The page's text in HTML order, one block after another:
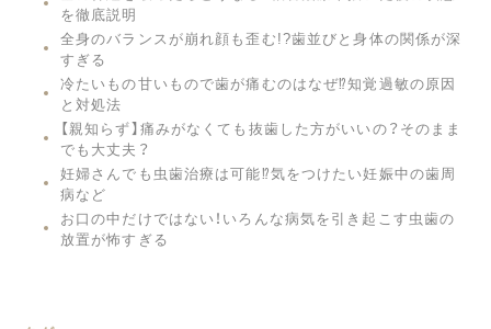
を徹底説明
全身のバランスが崩れ顔も歪む!?歯並びと身体の関係が深
すぎる
冷たいもの甘いもので歯が痛むのはなぜ⁉︎知覚過敏の原因
と対処法
【親知らず】痛みがなくても抜歯した方がいいの？そのまま
でも大丈夫？
妊婦さんでも虫歯治療は可能⁉︎気をつけたい妊娠中の歯周
病など
お口の中だけではない！いろんな病気を引き起こす虫歯の
放置が怖すぎる